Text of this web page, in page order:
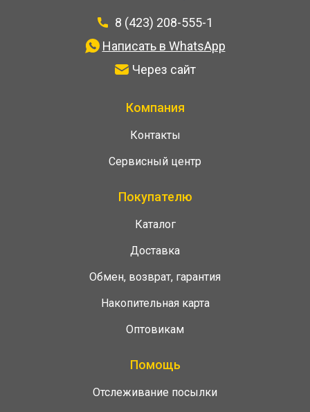
Компания
Контакты
Сервисный центр
Покупателю
Каталог
Доставка
Обмен, возврат, гарантия
Накопительная карта
Оптовикам
Помощь
Отслеживание посылки
8 (423) 208-555-1
Написать в WhatsApp
Через сайт